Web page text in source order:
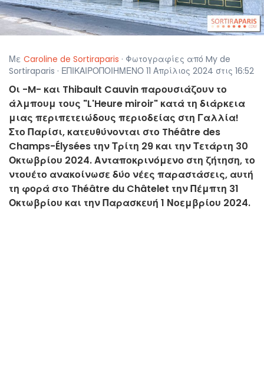
Με Caroline de Sortiraparis · Φωτογραφίες από My de
Sortiraparis · ΕΠΙΚΑΙΡΟΠΟΙΗΜΕΝΟ 11 Απρίλιος 2024 στις 16:52
Οι -M- και Thibault Cauvin παρουσιάζουν το
άλμπουμ τους "L'Heure miroir" κατά τη διάρκεια
μιας περιπετειώδους περιοδείας στη Γαλλία!
Στο Παρίσι, κατευθύνονται στο Théâtre des
Champs-Élysées την Τρίτη 29 και την Τετάρτη 30
Οκτωβρίου 2024. Ανταποκρινόμενο στη ζήτηση, το
ντουέτο ανακοίνωσε δύο νέες παραστάσεις, αυτή
τη φορά στο Théâtre du Châtelet την Πέμπτη 31
Οκτωβρίου και την Παρασκευή 1 Νοεμβρίου 2024.